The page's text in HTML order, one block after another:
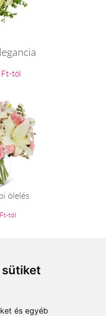
sütiket
és egyéb
tól
ölelés
tól
módok